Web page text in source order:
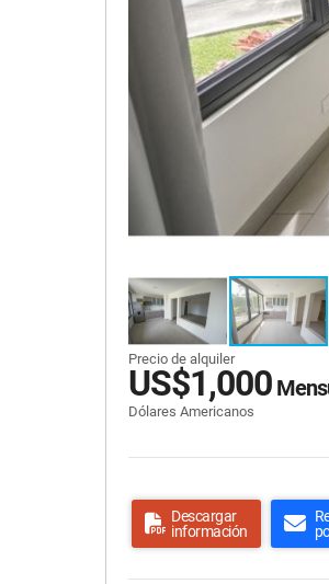
Precio de alquiler
US$1,000
Dólares Americanos
Descargar
información